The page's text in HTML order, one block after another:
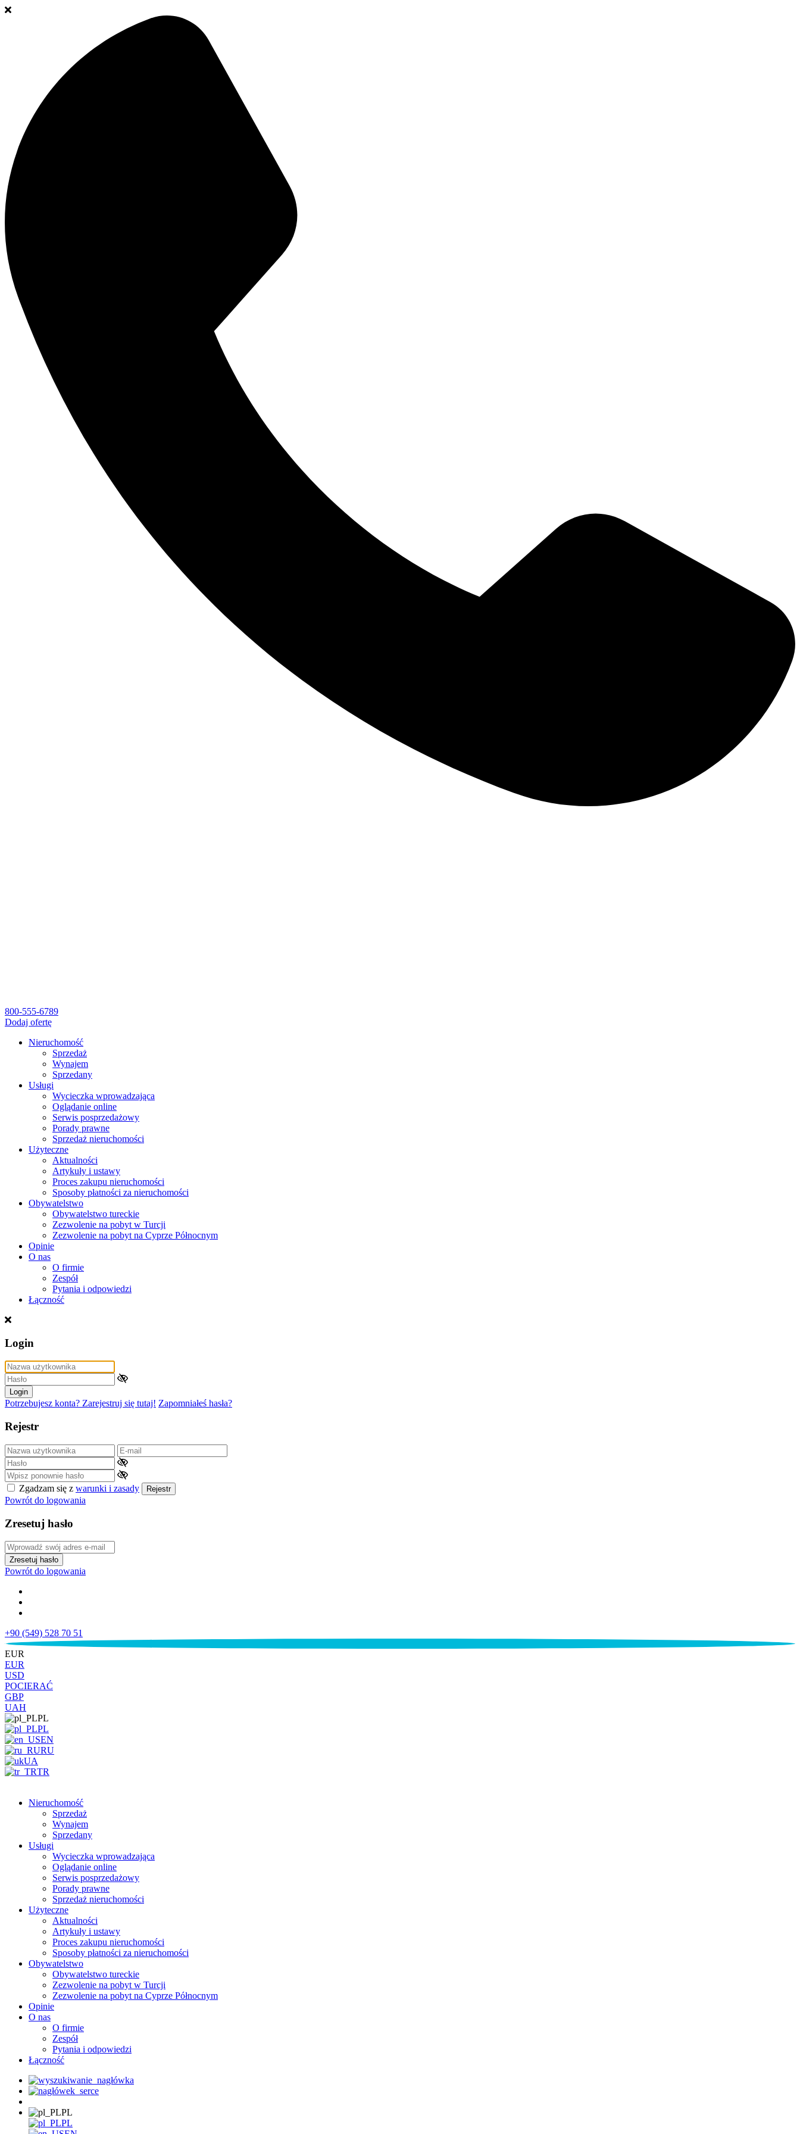
800-555-6789
Dodaj ofertę
Nieruchomość
Sprzedaż
Wynajem
Sprzedany
Usługi
Wycieczka wprowadzająca
Oglądanie online
Serwis posprzedażowy
Porady prawne
Sprzedaż nieruchomości
Użyteczne
Aktualności
Artykuły i ustawy
Proces zakupu nieruchomości
Sposoby płatności za nieruchomości
Obywatelstwo
Obywatelstwo tureckie
Zezwolenie na pobyt w Turcji
Zezwolenie na pobyt na Cyprze Północnym
Opinie
O nas
O firmie
Zespół
Pytania i odpowiedzi
Łączność
Login
Login
Potrzebujesz konta? Zarejestruj się tutaj! Zapomniałeś hasła?
Rejestr
Zgadzam się z warunki i zasady Rejestr
Powrót do logowania
Zresetuj hasło
Zresetuj hasło
Powrót do logowania
+90 (549) 528 70 51
€
EUR
EUR
USD
POCIERAĆ
GBP
UAH
PL
PL
EN
RU
UA
TR
Nieruchomość
Sprzedaż
Wynajem
Sprzedany
Usługi
Wycieczka wprowadzająca
Oglądanie online
Serwis posprzedażowy
Porady prawne
Sprzedaż nieruchomości
Użyteczne
Aktualności
Artykuły i ustawy
Proces zakupu nieruchomości
Sposoby płatności za nieruchomości
Obywatelstwo
Obywatelstwo tureckie
Zezwolenie na pobyt w Turcji
Zezwolenie na pobyt na Cyprze Północnym
Opinie
O nas
O firmie
Zespół
Pytania i odpowiedzi
Łączność
PL
PL